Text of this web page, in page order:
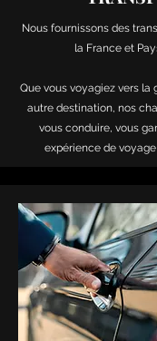
Nous fournissons des
la France et
Que vous voyagiez vers la
autre destination, nos
vous conduire, vous
expérience de